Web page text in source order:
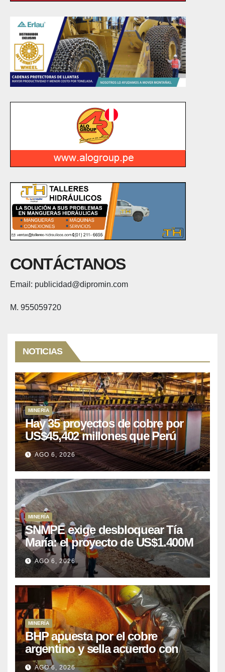
CONTÁCTANOS
Email: publicidad@dipromin.com
M. 955059720
NOTICIAS
MINERÍA
Hay 35 proyectos de cobre por
US$45,402 millones que Perú
puede aprovechar
AGO 6, 2026
MINERÍA
SNMPE exige desbloquear Tía
María: el proyecto de US$1.400M
que Perú lleva 15 años
posponiendo
AGO 6, 2026
MINERÍA
BHP apuesta por el cobre
argentino y sella acuerdo con
Kobrea para siete proyecto
AGO 6, 2026